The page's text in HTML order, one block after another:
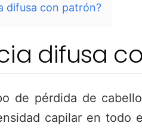
difusa con patrón?
difusa
de pérdida de
capilar en todo